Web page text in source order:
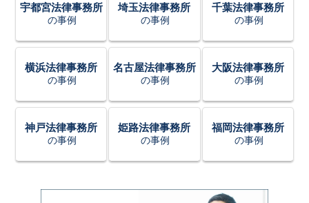
宇都宮法律事務所
の事例
埼玉法律事務所
の事例
千葉法律事務所
の事例
横浜法律事務所
の事例
名古屋法律事務所
の事例
大阪法律事務所
の事例
神戸法律事務所
の事例
姫路法律事務所
の事例
福岡法律事務所
の事例